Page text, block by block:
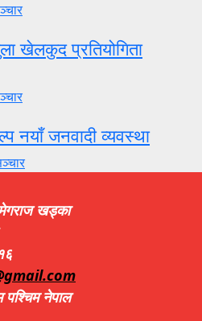
खेलकुद प्रतियोगिता
नयाँ जनवादी व्यवस्था
खड्का
नेपाल